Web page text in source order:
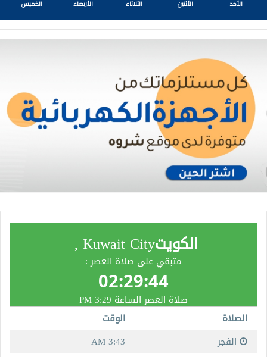
الأحد الأثنين الثلاثاء الأربعاء الخميس